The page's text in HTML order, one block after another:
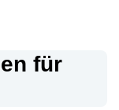
für